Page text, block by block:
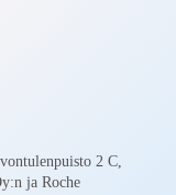
2 C,
ja Roche